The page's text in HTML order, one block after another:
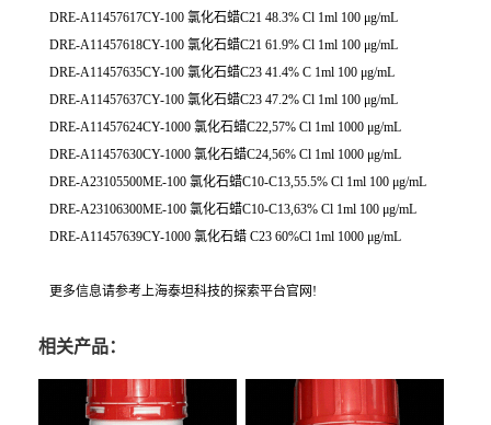
DRE-A11457617CY-100 氯化石蜡C21 48.3% Cl 1ml 100 μg/mL
DRE-A11457618CY-100 氯化石蜡C21 61.9% Cl 1ml 100 μg/mL
DRE-A11457635CY-100 氯化石蜡C23 41.4% C 1ml 100 μg/mL
DRE-A11457637CY-100 氯化石蜡C23 47.2% Cl 1ml 100 μg/mL
DRE-A11457624CY-1000 氯化石蜡C22,57% Cl 1ml 1000 μg/mL
DRE-A11457630CY-1000 氯化石蜡C24,56% Cl 1ml 1000 μg/mL
DRE-A23105500ME-100 氯化石蜡C10-C13,55.5% Cl 1ml 100 μg/mL
DRE-A23106300ME-100 氯化石蜡C10-C13,63% Cl 1ml 100 μg/mL
DRE-A11457639CY-1000 氯化石蜡 C23 60%Cl 1ml 1000 μg/mL
更多信息请参考上海泰坦科技的探索平台官网!
相关产品：